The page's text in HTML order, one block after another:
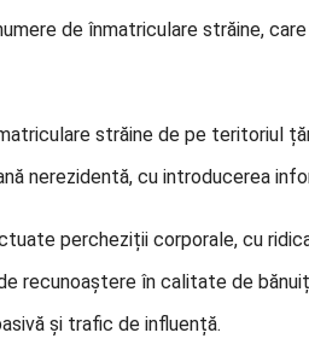
de înmatriculare străine,
străine de pe teritoriul
nerezidentă, cu introducerea
percheziții corporale, cu
recunoaștere în calitate de
și trafic de influență.